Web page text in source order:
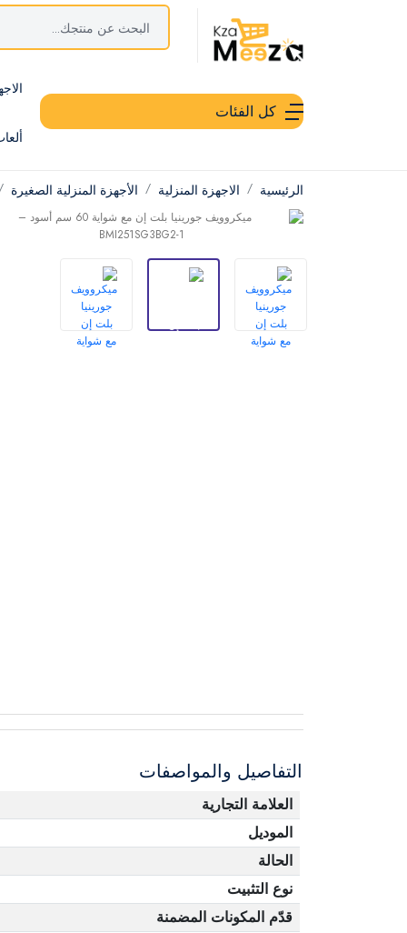
كل الفئات
الرئيسية الاجهزة المنزلية الأجهزة المنزلية الصغيرة
التفاصيل والمواصفات
العلامة التجارية
الموديل
الحالة
نوع التثبيت
قدّم المكونات المضمنة